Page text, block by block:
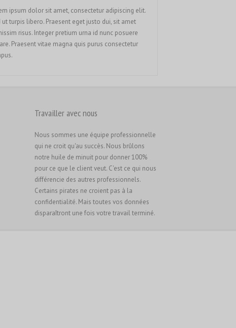
ipsum dolor sit amet, consectetur adipiscing elit.
ut turpis libero. Praesent eget justo dui, sit amet
risus. Integer pretium urna id nunc posuere
Praesent vitae magna quis purus consectetur
Travailler avec nous
Nous sommes une équipe professionnelle
qui ne croit qu'au succès. Nous brûlons
notre huile de minuit pour donner 100%
pour ce que le client veut. C'est ce qui nous
différencie des autres professionnels.
Certains pirates ne croient pas à la
confidentialité. Mais toutes vos données
disparaîtront une fois votre travail terminé.
Bahasa Melayu
Nederlands
Nederlands (België)
Русский
ไทย
简体中文
香港中文
繁體中文